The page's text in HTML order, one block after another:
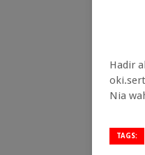
Hadir
Nia
TAGS: